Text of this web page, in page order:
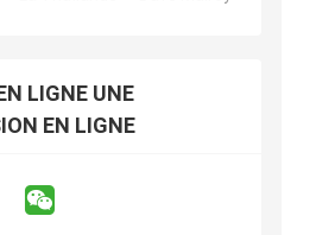
LIGNE UNE
EN LIGNE